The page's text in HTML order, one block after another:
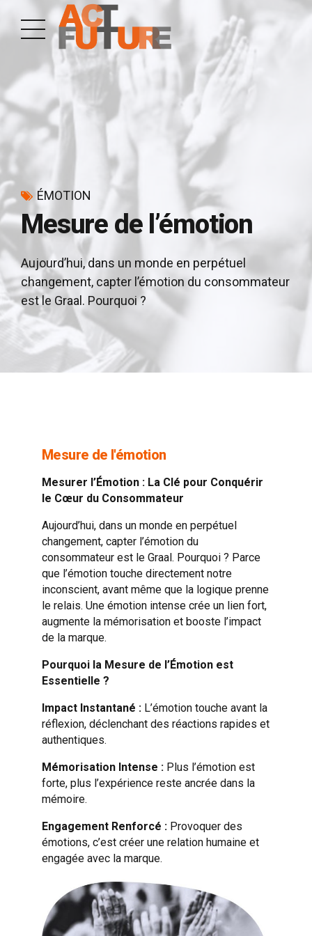
ÉMOTION
Mesure de l’émotion
Aujourd’hui, dans un monde en perpétuel
changement, capter l’émotion du consommateur
est le Graal. Pourquoi ?
Mesure de l'émotion
Mesurer l’Émotion : La Clé pour Conquérir
le Cœur du Consommateur
Aujourd’hui, dans un monde en perpétuel
changement, capter l’émotion du
consommateur est le Graal. Pourquoi ? Parce
que l’émotion touche directement notre
inconscient, avant même que la logique prenne
le relais. Une émotion intense crée un lien fort,
augmente la mémorisation et booste l’impact
de la marque.
Pourquoi la Mesure de l’Émotion est
Essentielle ?
Impact Instantané : L’émotion touche avant la
réflexion, déclenchant des réactions rapides et
authentiques.
Mémorisation Intense : Plus l’émotion est
forte, plus l’expérience reste ancrée dans la
mémoire.
Engagement Renforcé : Provoquer des
émotions, c’est créer une relation humaine et
engagée avec la marque.